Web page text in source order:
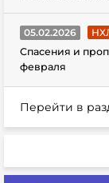
05.02.2026
Спасения и
февраля
Перейти в